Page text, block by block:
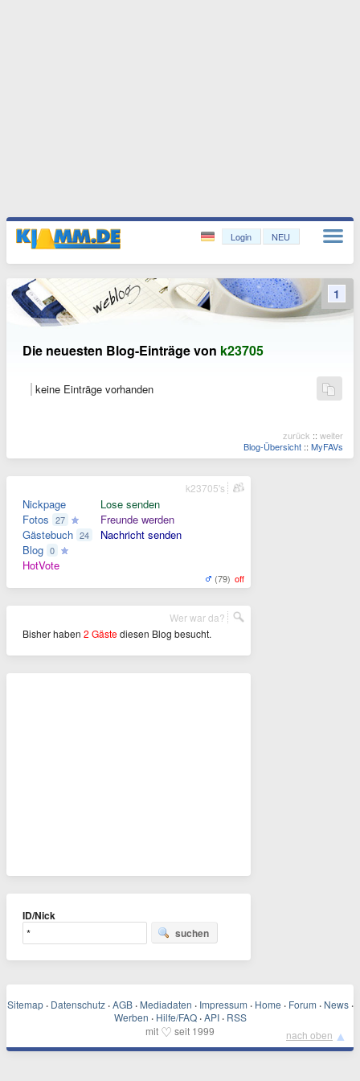
Login NEU
Die neuesten Blog-Einträge von k23705
keine Einträge vorhanden
zurück :: weiter
Blog-Übersicht :: MyFAVs
1
Nickpage
Fotos 27
Gästebuch 24
Blog 0
HotVote
Lose senden
Freunde werden
Nachricht senden
(79) off
k23705's
Bisher haben 2 Gästediesen Blog besucht.
Wer war da?
ID/Nick
suchen
Sitemap · Datenschutz · AGB · Mediadaten · Impressum · Home · Forum · News ·
Werben · Hilfe/FAQ · API · RSS
mit ♡ seit 1999 nach oben ▲